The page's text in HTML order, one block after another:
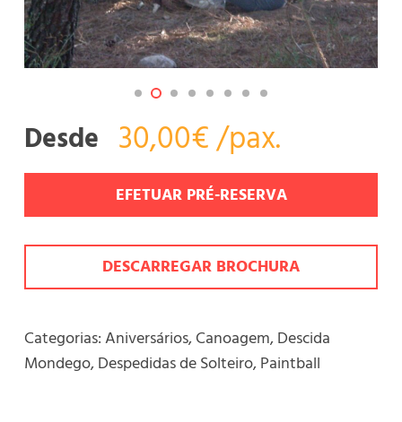
Desde 30,00€ /pax.
EFETUAR PRÉ-RESERVA
DESCARREGAR BROCHURA
Categorias:Aniversários,Canoagem,Descida
Mondego,Despedidas de Solteiro,Paintball